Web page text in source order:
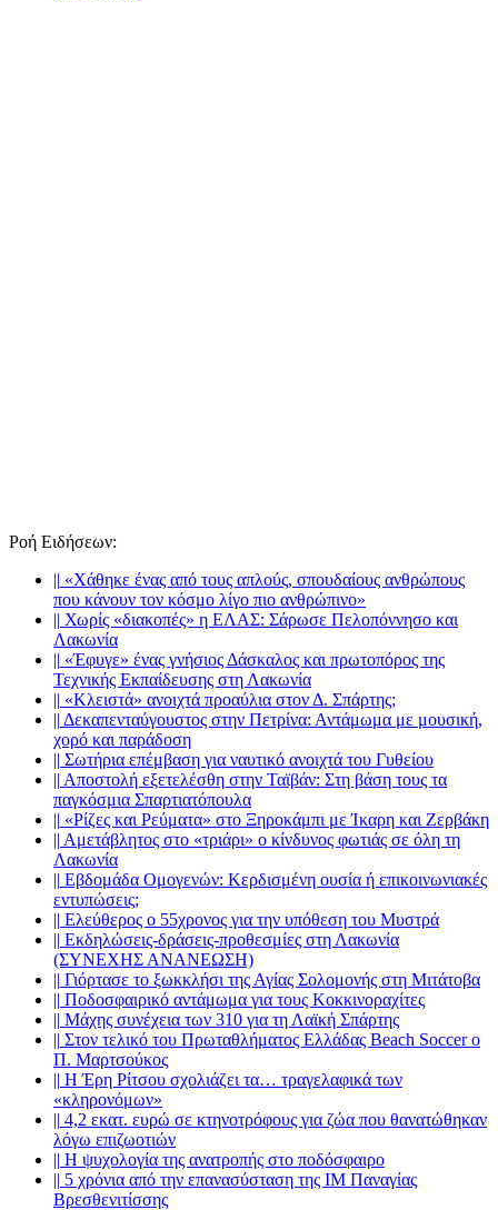
Ροή Ειδήσεων:
|| «Χάθηκε ένας από τους απλούς, σπουδαίους ανθρώπους
που κάνουν τον κόσμο λίγο πιο ανθρώπινο»
|| Χωρίς «διακοπές» η ΕΛΑΣ: Σάρωσε Πελοπόννησο και
Λακωνία
|| «Έφυγε» ένας γνήσιος Δάσκαλος και πρωτοπόρος της
Τεχνικής Εκπαίδευσης στη Λακωνία
|| «Κλειστά» ανοιχτά προαύλια στον Δ. Σπάρτης;
|| Δεκαπενταύγουστος στην Πετρίνα: Αντάμωμα με μουσική,
χορό και παράδοση
|| Σωτήρια επέμβαση για ναυτικό ανοιχτά του Γυθείου
|| Αποστολή εξετελέσθη στην Ταϊβάν: Στη βάση τους τα
παγκόσμια Σπαρτιατόπουλα
|| «Ρίζες και Ρεύματα» στο Ξηροκάμπι με Ίκαρη και Ζερβάκη
|| Αμετάβλητος στο «τριάρι» ο κίνδυνος φωτιάς σε όλη τη
Λακωνία
|| Εβδομάδα Ομογενών: Κερδισμένη ουσία ή επικοινωνιακές
εντυπώσεις;
|| Ελεύθερος ο 55χρονος για την υπόθεση του Μυστρά
|| Εκδηλώσεις-δράσεις-προθεσμίες στη Λακωνία
(ΣΥΝΕΧΗΣ ΑΝΑΝΕΩΣΗ)
|| Γιόρτασε το ξωκκλήσι της Αγίας Σολομονής στη Μιτάτοβα
|| Ποδοσφαιρικό αντάμωμα για τους Κοκκινοραχίτες
|| Μάχης συνέχεια των 310 για τη Λαϊκή Σπάρτης
|| Στον τελικό του Πρωταθλήματος Ελλάδας Beach Soccer ο
Π. Μαρτσούκος
|| Η Έρη Ρίτσου σχολιάζει τα… τραγελαφικά των
«κληρονόμων»
|| 4,2 εκατ. ευρώ σε κτηνοτρόφους για ζώα που θανατώθηκαν
λόγω επιζωοτιών
|| Η ψυχολογία της ανατροπής στο ποδόσφαιρο
|| 5 χρόνια από την επανασύσταση της ΙΜ Παναγίας
Βρεσθενιτίσσης